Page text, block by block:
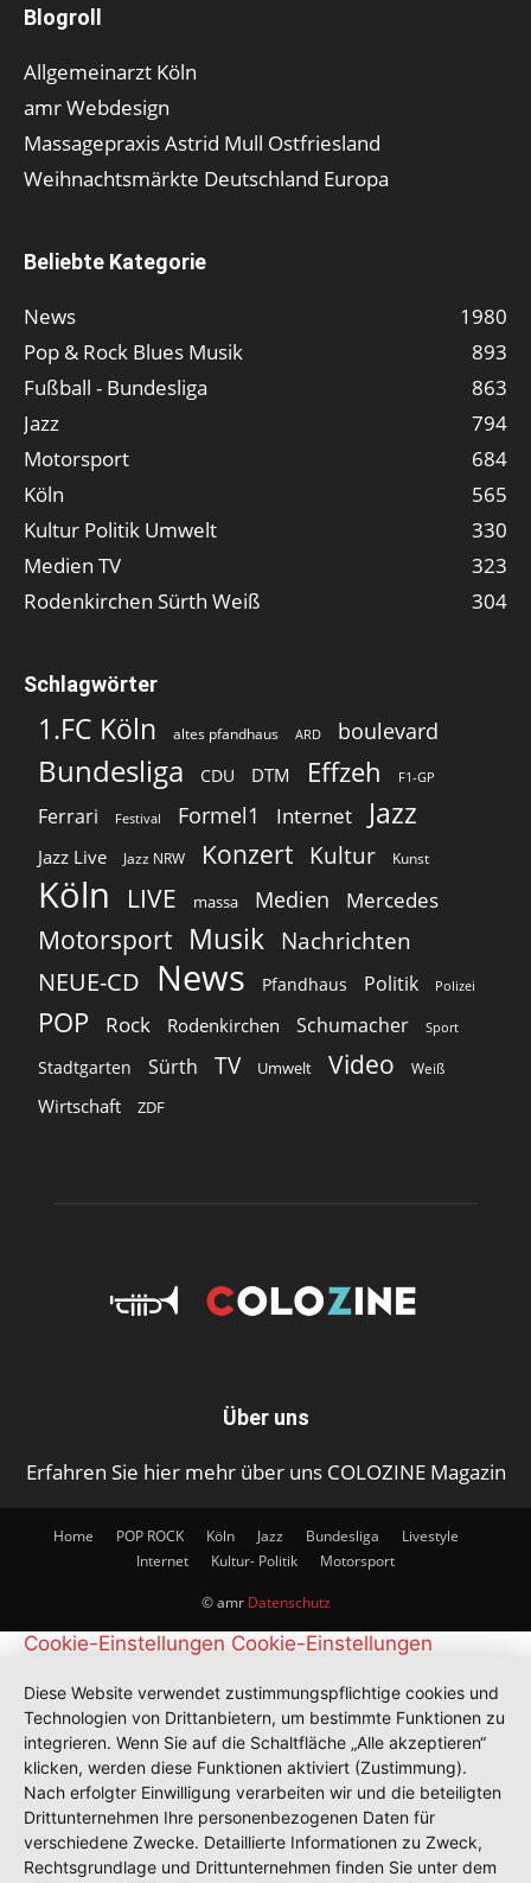
Blogroll
Allgemeinarzt Köln
amr Webdesign
Massagepraxis Astrid Mull Ostfriesland
Weihnachtsmärkte Deutschland Europa
Beliebte Kategorie
News
1980
Pop & Rock Blues Musik
893
Fußball - Bundesliga
863
Jazz
794
Motorsport
684
Köln
565
Kultur Politik Umwelt
330
Medien TV
323
Rodenkirchen Sürth Weiß
304
Schlagwörter
1.FC Köln altes pfandhaus ARD boulevard
Bundesliga CDU DTM Effzeh F1-GP
Ferrari Festival Formel1 Internet Jazz
Jazz Live Jazz NRW Konzert Kultur Kunst
Köln LIVE massa Medien Mercedes
Motorsport Musik Nachrichten
NEUE-CD
News Pfandhaus Politik Polizei
POP Rock Rodenkirchen Schumacher Sport
Stadtgarten Sürth TV Umwelt Video Weiß
Wirtschaft ZDF
Über uns
Erfahren Sie hier mehr über uns COLOZINE Magazin
Home POP ROCK Köln Jazz Bundesliga
Livestyle
Internet
Kultur- Politik Motorsport
© amr Datenschutz
Cookie-Einstellungen Cookie-Einstellungen
Diese Website verwendet zustimmungspflichtige cookies und
Technologien von Drittanbietern, um bestimmte Funktionen zu
integrieren. Wenn Sie auf die Schaltfläche „Alle akzeptieren“
klicken, werden diese Funktionen aktiviert (Zustimmung).
Nach erfolgter Einwilligung verarbeiten wir und die beteiligten
Drittunternehmen Ihre personenbezogenen Daten für
verschiedene Zwecke. Detaillierte Informationen zu Zweck,
Rechtsgrundlage und Drittunternehmen finden Sie unter dem